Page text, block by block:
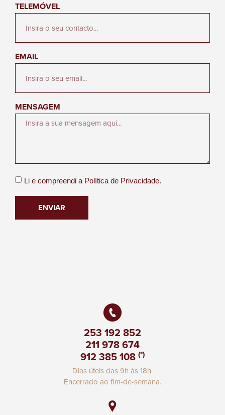
TELEMÓVEL
EMAIL
MENSAGEM
Li e compreendi a Política de Privacidade.
ENVIAR
253 192 852
211 978 674
912 385 108 (*)
Dias úteis das 9h às 18h.
Encerrado ao fim-de-semana.